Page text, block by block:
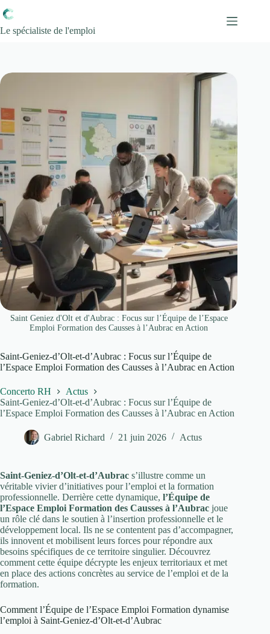
au
contenu
Le spécialiste de l'emploi
Saint Geniez d'Olt et d'Aubrac : Focus sur l’Équipe de l’Espace
Emploi Formation des Causses à l’Aubrac en Action
Saint-Geniez-d’Olt-et-d’Aubrac : Focus sur l’Équipe de
l’Espace Emploi Formation des Causses à l’Aubrac en Action
Concerto RH
Actus
Saint-Geniez-d’Olt-et-d’Aubrac : Focus sur l’Équipe de
l’Espace Emploi Formation des Causses à l’Aubrac en Action
Gabriel Richard 21 juin 2026 Actus
Saint-Geniez-d’Olt-et-d’Aubrac s’illustre comme un
véritable vivier d’initiatives pour l’emploi et la formation
professionnelle. Derrière cette dynamique, l’Équipe de
l’Espace Emploi Formation des Causses à l’Aubrac joue
un rôle clé dans le soutien à l’insertion professionnelle et le
développement local. Ils ne se contentent pas d’accompagner,
ils innovent et mobilisent leurs forces pour répondre aux
besoins spécifiques de ce territoire singulier. Découvrez
comment cette équipe décrypte les enjeux territoriaux et met
en place des actions concrètes au service de l’emploi et de la
formation.
Comment l’Équipe de l’Espace Emploi Formation dynamise
l’emploi à Saint-Geniez-d’Olt-et-d’Aubrac